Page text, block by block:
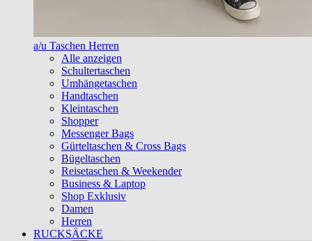
a/u Taschen Herren
Alle anzeigen
Schultertaschen
Umhängetaschen
Handtaschen
Kleintaschen
Shopper
Messenger Bags
Gürteltaschen & Cross Bags
Bügeltaschen
Reisetaschen & Weekender
Business & Laptop
Shop Exklusiv
Damen
Herren
RUCKSÄCKE